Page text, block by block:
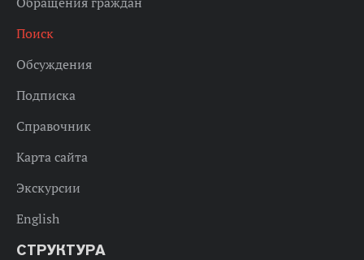
Поиск
Обсуждения
Подписка
Справочник
Карта сайта
Экскурсии
English
СТРУКТУРА